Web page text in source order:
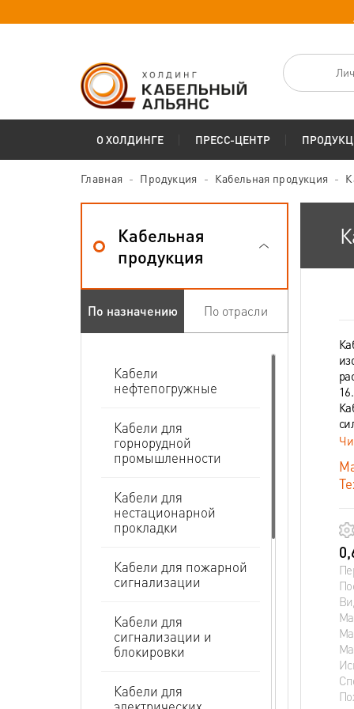
О ХОЛДИНГЕ ПРЕСС-ЦЕНТР
Главная Продукция Кабельная продукция
Кабельная
продукция
По назначению По отрасли
Кабели
нефтепогружные
Кабели для
горнорудной
промышленности
Кабели для
нестационарной
прокладки
Кабели для пожарной
сигнализации
Кабели для
сигнализации и
блокировки
Кабели для